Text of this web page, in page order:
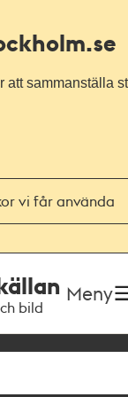
sammanställa
vi får använda
bild
Meny